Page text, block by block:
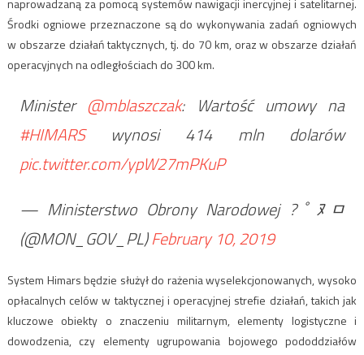
naprowadzaną za pomocą systemów nawigacji inercyjnej i satelitarnej.
Środki ogniowe przeznaczone są do wykonywania zadań ogniowych
w obszarze działań taktycznych, tj. do 70 km, oraz w obszarze działań
operacyjnych na odległościach do 300 km.
Minister @mblaszczak: Wartość umowy na
#HIMARSwynosi 414 mln dolarów
pic.twitter.com/ypW27mPKuP
— Ministerstwo Obrony Narodowej ?￰ﾟﾇﾱ
(@MON_GOV_PL)February 10, 2019
System Himars będzie służył do rażenia wyselekcjonowanych, wysoko
opłacalnych celów w taktycznej i operacyjnej strefie działań, takich jak
kluczowe obiekty o znaczeniu militarnym, elementy logistyczne i
dowodzenia, czy elementy ugrupowania bojowego pododdziałów